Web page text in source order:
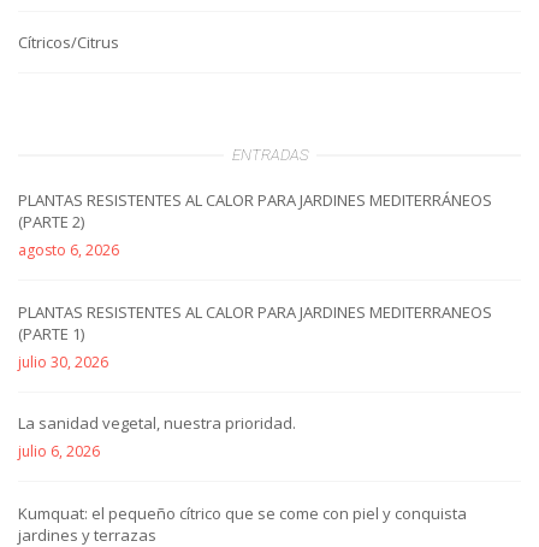
Cítricos/Citrus
ENTRADAS
PLANTAS RESISTENTES AL CALOR PARA JARDINES MEDITERRÁNEOS
(PARTE 2)
agosto 6, 2026
PLANTAS RESISTENTES AL CALOR PARA JARDINES MEDITERRANEOS
(PARTE 1)
julio 30, 2026
La sanidad vegetal, nuestra prioridad.
julio 6, 2026
Kumquat: el pequeño cítrico que se come con piel y conquista
jardines y terrazas